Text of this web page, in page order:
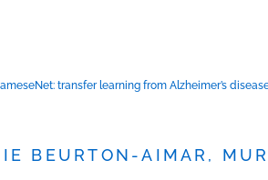
transfer learning from Alzheimer’s disease
BEURTON-AIMAR,